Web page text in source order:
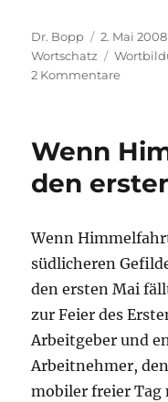
Autor
Dr. Bopp
am
2. Mai 2008
Wortschatz
2 Kommentarezu
mit
zu
Wenn
den
Wenn
südlicheren
den ersten Mai
zur Feier des
Arbeitgeber und
Arbeitnehmer,
mobiler freier